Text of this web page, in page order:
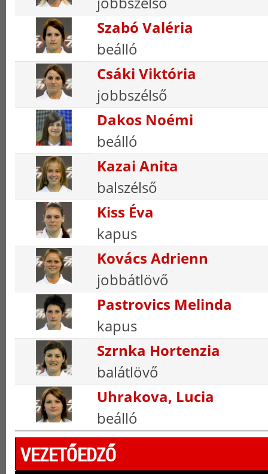
Szabó Valéria
beálló
Csáki Viktória
jobbszélső
Dakos Noémi
beálló
Kazai Anita
balszélső
Kiss Éva
kapus
Kovács Adrienn
jobbátlövő
Pastrovics Melinda
kapus
Szrnka Hortenzia
balátlövő
Uhrakova, Lucia
beálló
VEZETŐEDZŐ